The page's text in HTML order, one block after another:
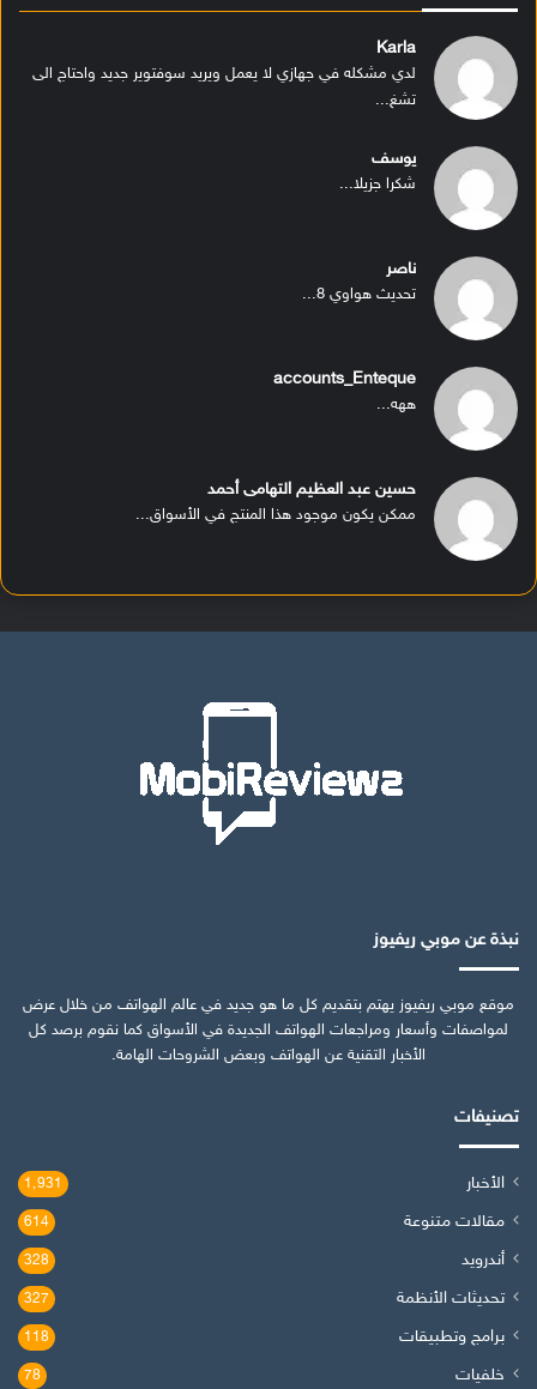
Karla
لدي مشكله في جهازي لا يعمل ويريد سوفتوير جديد واحتاج الى
تشغ...
يوسف
شكرا جزيلا...
ناصر
تحديث هواوي 8...
accounts_Enteque
ههه...
حسين عبد العظيم التهامى أحمد
ممكن يكون موجود هذا المنتج في الأسواق...
نبذة عن موبي ريفيوز
موقع موبي ريفيوز يهتم بتقديم كل ما هو جديد في عالم الهواتف من خلال عرض
لمواصفات وأسعار ومراجعات الهواتف الجديدة في الأسواق كما نقوم برصد كل
الأخبار التقنية عن الهواتف وبعض الشروحات الهامة.
تصنيفات
الأخبار 1٬931
مقالات متنوعة 614
أندرويد 328
تحديثات الأنظمة 327
برامج وتطبيقات 118
خلفيات 78